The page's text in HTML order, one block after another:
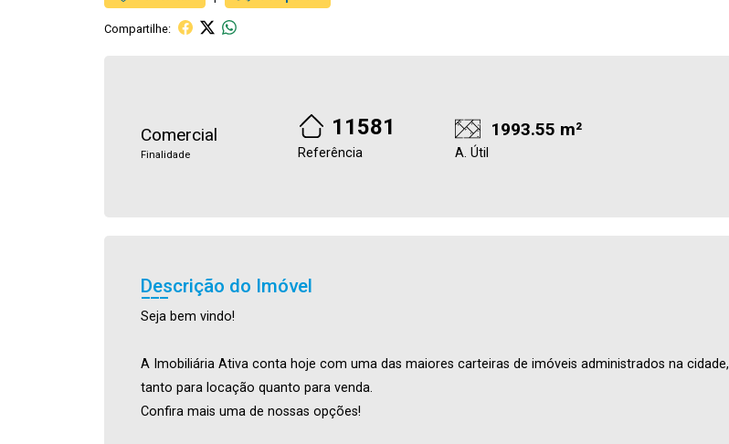
Compartilhe:
Comercial
Finalidade
11581
Referência
1993.55 m²
A. Útil
Descrição do Imóvel
Seja bem vindo!
A Imobiliária Ativa conta hoje com uma das maiores carteiras de imóveis administrados na cidade,
tanto para locação quanto para venda.
Confira mais uma de nossas opções!